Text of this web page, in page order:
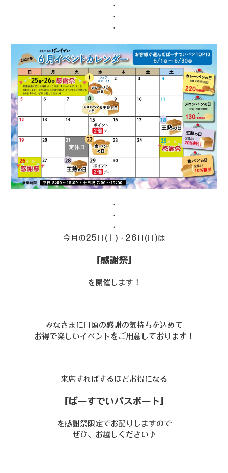
・
・
・
・
・
・
今月の25日(土)・26日(日)は
『感謝祭』
を開催します！
みなさまに日頃の感謝の気持ちを込めて
お得で楽しいイベントをご用意しております！
来店すればするほどお得になる
『ばーすでいパスポート』
を感謝祭限定でお配りしますので
ぜひ、お越しください♪